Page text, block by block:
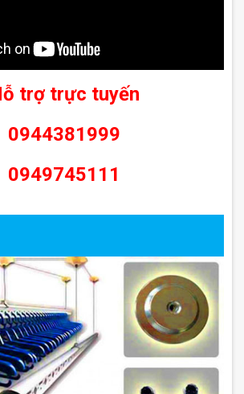
trợ trực tuyến
0944381999
0949745111